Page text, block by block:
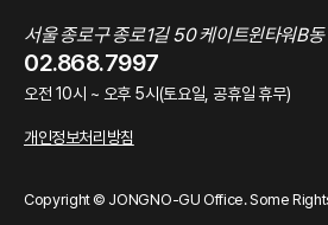
서울 종로구 종로1길 50 케이트윈타워B동
02.868.7997
오전 10시 ~ 오후 5시(토요일, 공휴일 휴무)
개인정보처리방침
Copyright © JONGNO-GU Office. Some